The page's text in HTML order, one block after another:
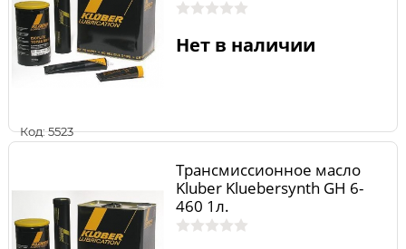
Код: 5523
Нет в наличии
Трансмиссионное масло
Kluber Kluebersynth GH 6-
460 1л.